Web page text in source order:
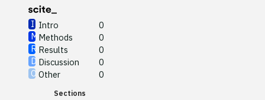
Intro
0
Methods
0
Results
0
Discussion
0
Other
0
Sections